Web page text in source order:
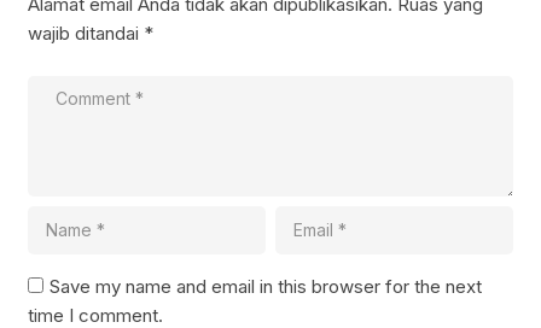
wajib ditandai *
Save my name and email in this browser for the next
time I comment.